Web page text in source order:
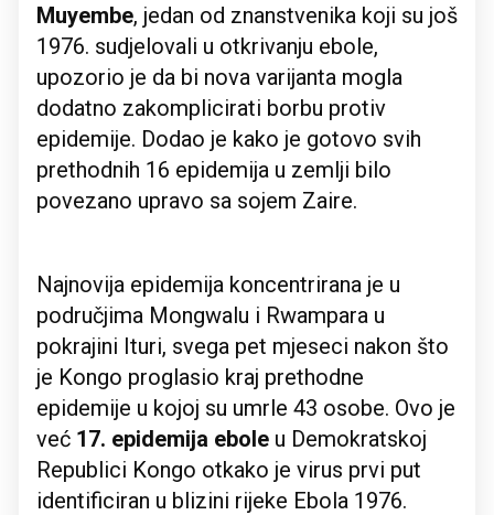
Muyembe, jedan od znanstvenika koji su još
1976. sudjelovali u otkrivanju ebole,
upozorio je da bi nova varijanta mogla
dodatno zakomplicirati borbu protiv
epidemije. Dodao je kako je gotovo svih
prethodnih 16 epidemija u zemlji bilo
povezano upravo sa sojem Zaire.
Najnovija epidemija koncentrirana je u
područjima Mongwalu i Rwampara u
pokrajini Ituri, svega pet mjeseci nakon što
je Kongo proglasio kraj prethodne
epidemije u kojoj su umrle 43 osobe. Ovo je
već 17. epidemija ebole u Demokratskoj
Republici Kongo otkako je virus prvi put
identificiran u blizini rijeke Ebola 1976.